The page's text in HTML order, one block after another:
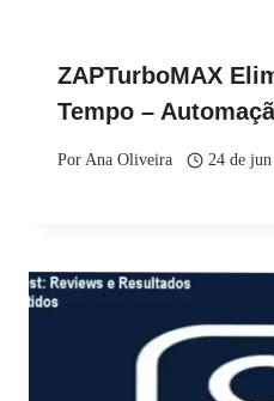
ZAPTurboMAX
Tempo –
PorAna Oliveira 24 de